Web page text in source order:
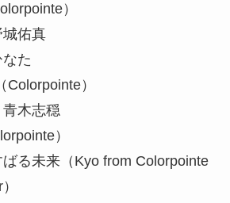
）
佑真
た
）
木志穏
）
る未来（Kyo from Colorpointe